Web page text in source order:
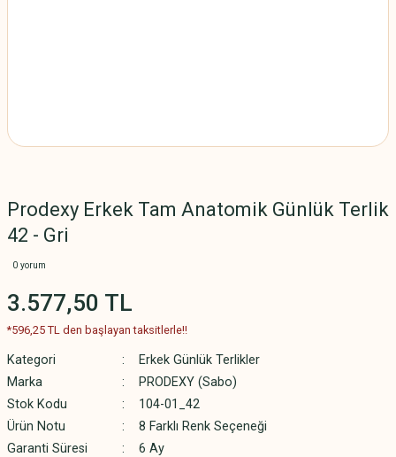
Prodexy Erkek Tam Anatomik Günlük Terlik
42 - Gri
0 yorum
3.577,50 TL
*596,25 TL den başlayan taksitlerle!!
Kategori
Erkek Günlük Terlikler
Marka
PRODEXY (Sabo)
Stok Kodu
104-01_42
Ürün Notu
8 Farklı Renk Seçeneği
Garanti Süresi
6 Ay